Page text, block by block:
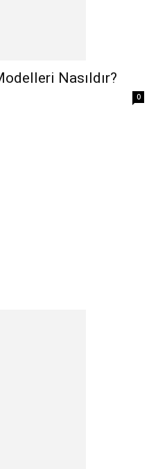
Nasıldır?
0